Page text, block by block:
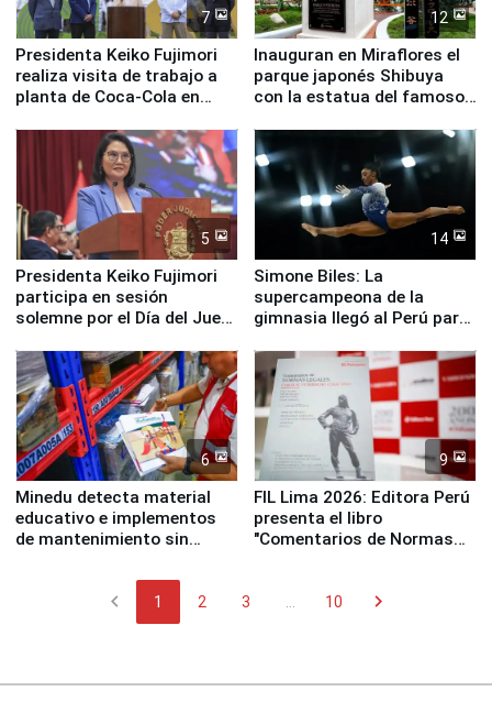
7
Presidenta Keiko Fujimori
realiza visita de trabajo a
planta de Coca-Cola en
12
Inauguran en Miraflores el
parque japonés Shibuya
con la estatua del famoso
5
Presidenta Keiko Fujimori
participa en sesión
solemne por el Día del Juez
14
Simone Biles: La
supercampeona de la
gimnasia llegó al Perú para
Panamericanos Lima 2027
6
Minedu detecta material
educativo e implementos
de mantenimiento sin
9
FIL Lima 2026: Editora Perú
presenta el libro
"Comentarios de Normas
chevron_left 1 2 3 10 chevron_right